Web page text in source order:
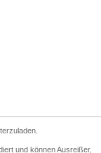
und können Ausreißer,